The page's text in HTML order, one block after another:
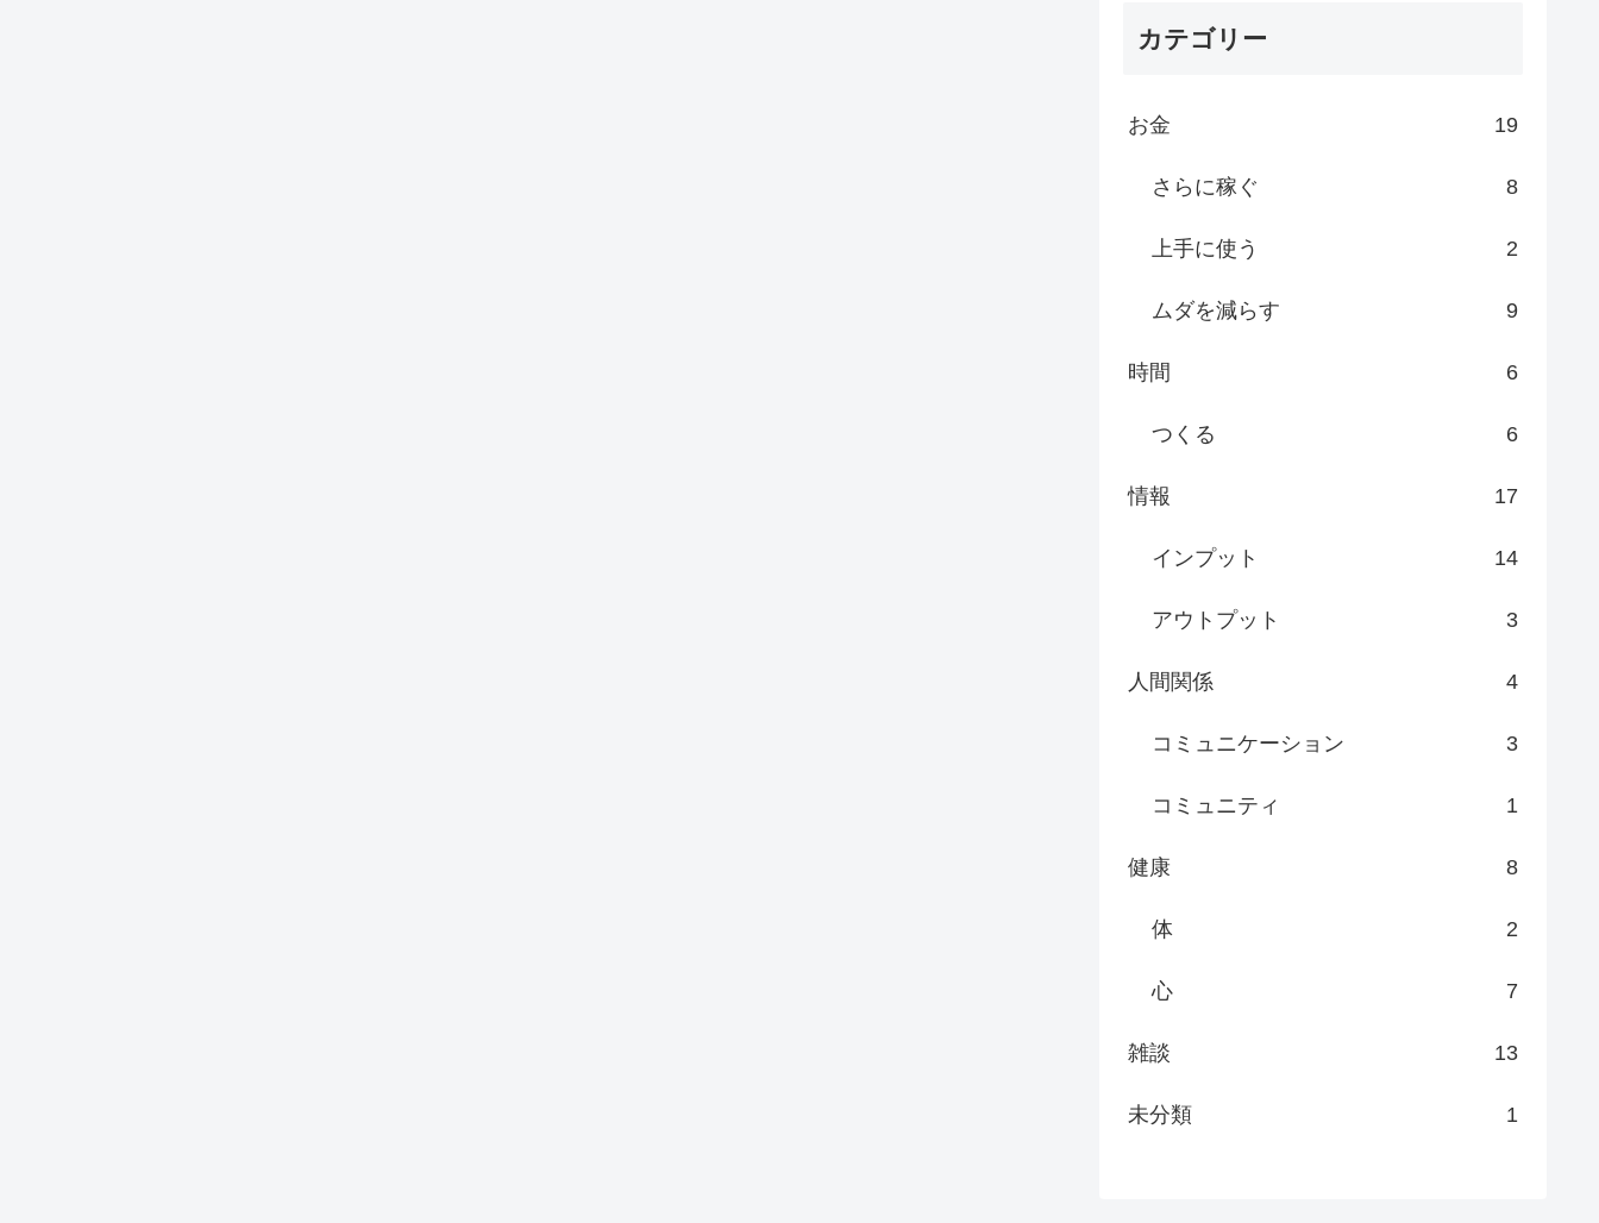
カテゴリー
お金 19
さらに稼ぐ 8
上手に使う 2
ムダを減らす 9
時間 6
つくる 6
情報 17
インプット 14
アウトプット 3
人間関係 4
コミュニケーション 3
コミュニティ 1
健康 8
体 2
心 7
雑談 13
未分類 1